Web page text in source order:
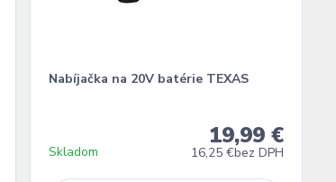
Nabíjačka na 20V batérie TEXAS
19,99 €
16,25 €bez DPH
Skladom